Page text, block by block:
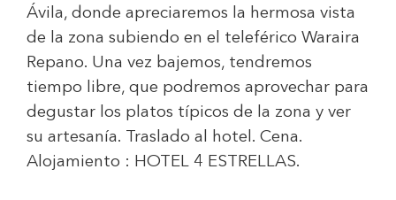
Ávila, donde apreciaremos la hermosa vista
de la zona subiendo en el teleférico Waraira
Repano. Una vez bajemos, tendremos
tiempo libre, que podremos aprovechar para
degustar los platos típicos de la zona y ver
su artesanía. Traslado al hotel. Cena.
Alojamiento : HOTEL 4 ESTRELLAS.